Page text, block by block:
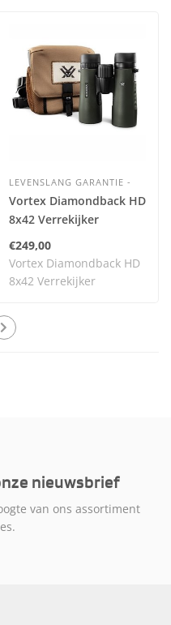
LEVENSLANG GARANTIE -
Vortex Diamondback HD
8x42 Verrekijker
€249,00
Vortex Diamondback HD
8x42 Verrekijker
nieuwsbrief
van ons assortiment